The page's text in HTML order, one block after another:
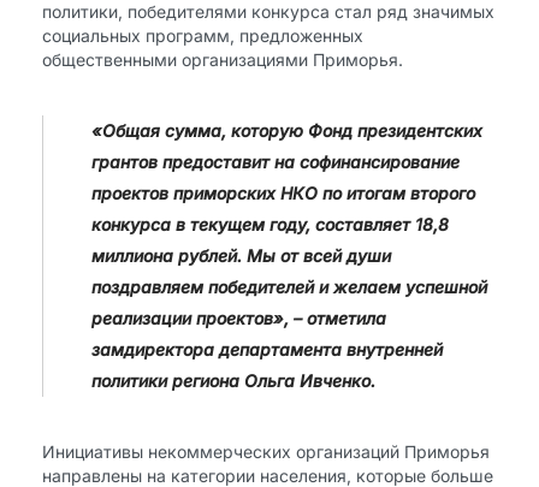
политики, победителями конкурса стал ряд значимых
социальных программ, предложенных
общественными организациями Приморья.
«Общая сумма, которую Фонд президентских
грантов предоставит на софинансирование
проектов приморских НКО по итогам второго
конкурса в текущем году, составляет 18,8
миллиона рублей. Мы от всей души
поздравляем победителей и желаем успешной
реализации проектов», – отметила
замдиректора департамента внутренней
политики региона Ольга Ивченко.
​Инициативы некоммерческих организаций Приморья
направлены на категории населения, которые больше